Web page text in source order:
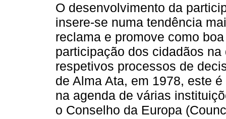
O desenvolvimento da
insere-se numa tendência
reclama e promove como
participação dos cidadãos
respetivos processos de
de Alma Ata, em 1978, este
na agenda de várias
o Conselho da Europa